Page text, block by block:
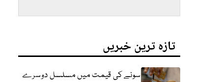
تازہ ترین خبریں
سونے کی قیمت میں مسلسل دوسرے